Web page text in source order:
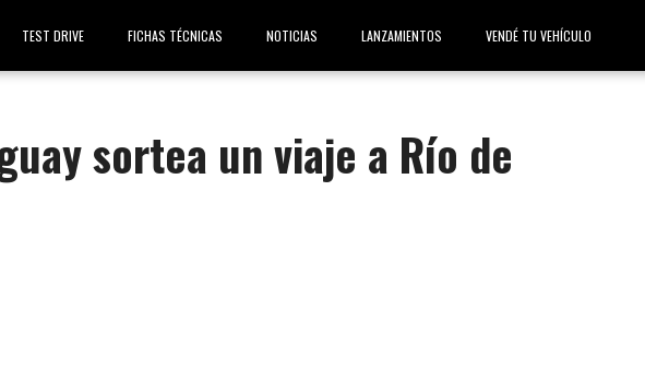
TEST DRIVE FICHAS TÉCNICAS NOTICIAS LANZAMIENTOS VENDÉ TU VEHÍCULO
sortea un viaje a Río de